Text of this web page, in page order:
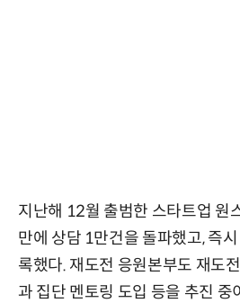
지난해 12월 출범한 스타트업 원
만에 상담 1만건을 돌파했고, 즉
록했다. 재도전 응원본부도 재도
과 집단 멘토링 도입 등을 추진 중